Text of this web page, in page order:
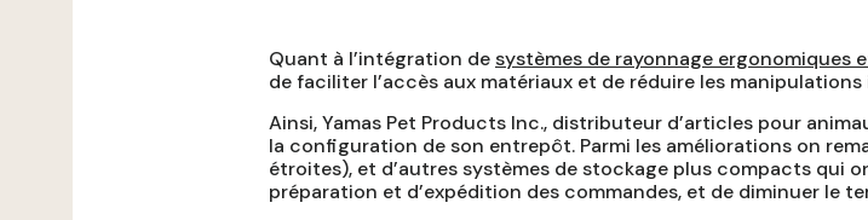
Quant à l’intégration desystèmes de rayonnage ergonomiques
de faciliter l’accès aux matériaux et de réduire les
Ainsi, Yamas Pet Products Inc., distributeur d’articles pour
la configuration de son entrepôt. Parmi les améliorations on
étroites), et d’autres systèmes de stockage plus compacts qui
préparation et d’expédition des commandes, et de diminuer le